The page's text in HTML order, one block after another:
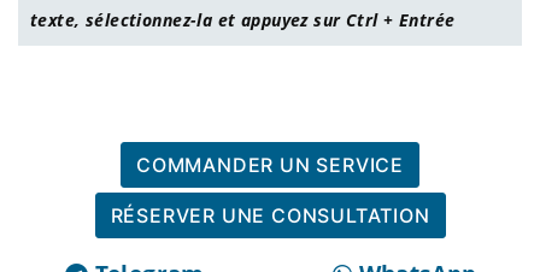
texte, sélectionnez-la et appuyez sur Ctrl + Entrée
COMMANDER UN SERVICE
RÉSERVER UNE CONSULTATION